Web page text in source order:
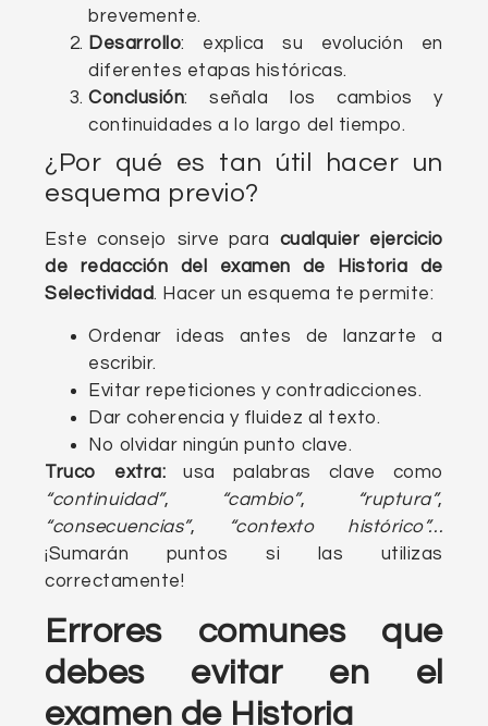
brevemente.
Desarrollo: explica su evolución en
diferentes etapas históricas.
Conclusión: señala los cambios y
continuidades a lo largo del tiempo.
¿Por qué es tan útil hacer un
esquema previo?
Este consejo sirve para cualquier ejercicio
de redacción del examen de Historia de
Selectividad. Hacer un esquema te permite:
Ordenar ideas antes de lanzarte a
escribir.
Evitar repeticiones y contradicciones.
Dar coherencia y fluidez al texto.
No olvidar ningún punto clave.
Truco extra: usa palabras clave como
“continuidad”, “cambio”, “ruptura”,
“consecuencias”,
“contexto histórico”…
¡Sumarán puntos si las utilizas
correctamente!
Errores comunes que
debes evitar en el
examen de Historia